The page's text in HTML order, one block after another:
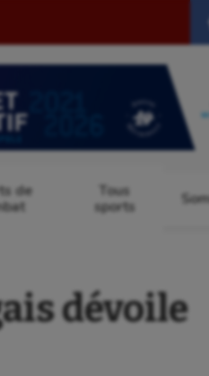
de
Tous
sports
dévoile